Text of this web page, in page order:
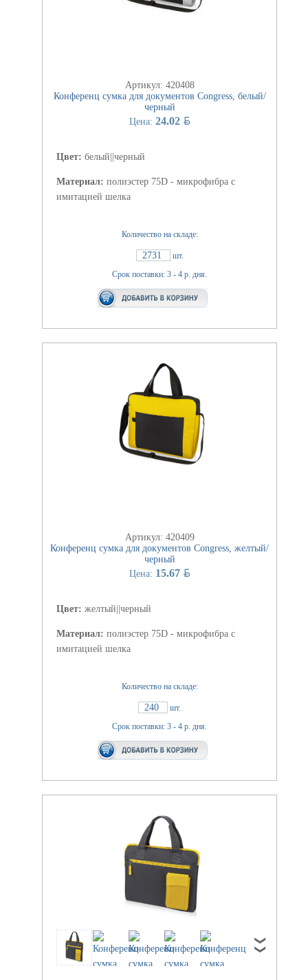
Артикул: 420408
Конференц сумка для документов Congress, белый/
черный
Цена: 24.02 BYN
Цвет: белый||черный
Материал: полиэстер 75D - микрофибра с
имитацией шелка
Количество на складе:
2731
шт.
Срок поставки: 3 - 4 р. дня.
Артикул: 420409
Конференц сумка для документов Congress, желтый/
черный
Цена: 15.67 BYN
Цвет: желтый||черный
Материал: полиэстер 75D - микрофибра с
имитацией шелка
Количество на складе:
240
шт.
Срок поставки: 3 - 4 р. дня.